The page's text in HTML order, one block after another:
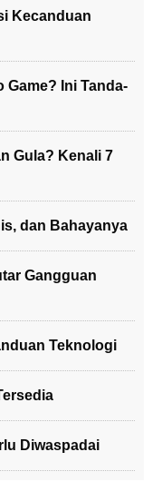
Kecanduan
Ini Tanda-
Gula? Kenali 7
dan Bahayanya
Gangguan
Teknologi
Diwaspadai